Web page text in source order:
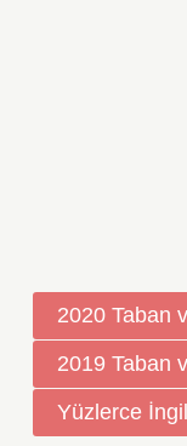
2020 Taban
2019 Taban
Yüzlerce